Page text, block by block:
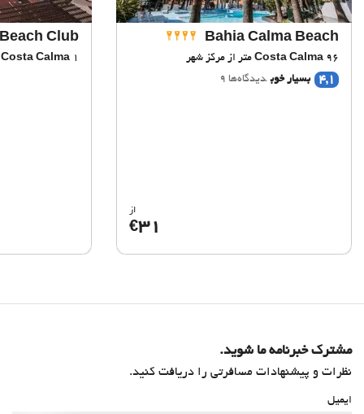
Bahia Calma Beach
Costa Calma 96 متر از مرکز شهر
4,1 بسیار خوب دیدگاه‌ها 9
از
€31
Club
Costa Calma 1 کیلومتر از مرکز شهر
مشترک خبرنامه ما شوید.
نظرات و پیشنهادات مسافرتی را دریافت کنید.
ایمیل